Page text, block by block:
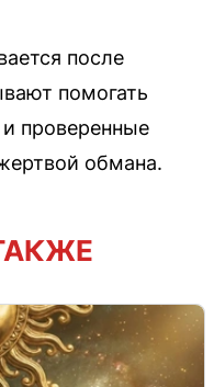
после
помогать
проверенные
обмана.